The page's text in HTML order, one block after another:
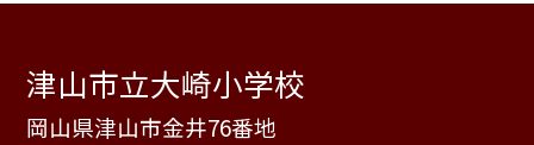
津山市立大崎小学校
岡山県津山市金井76番地